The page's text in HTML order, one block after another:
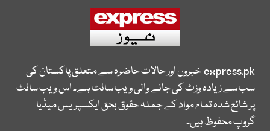
express.pkخبروں اور حالات حاضرہ سے متعلق پاکستان کی
سب سے زیادہ وزٹ کی جانے والی ویب سائٹ ہے۔ اس ویب سائٹ
پر شائع شدہ تمام مواد کے جملہ حقوق بحق ایکسپریس میڈیا
گروپ محفوظ ہیں۔